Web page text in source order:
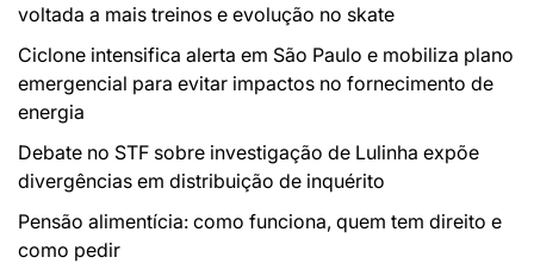
voltada a mais treinos e evolução no skate
Ciclone intensifica alerta em São Paulo e mobiliza plano
emergencial para evitar impactos no fornecimento de
energia
Debate no STF sobre investigação de Lulinha expõe
divergências em distribuição de inquérito
Pensão alimentícia: como funciona, quem tem direito e
como pedir